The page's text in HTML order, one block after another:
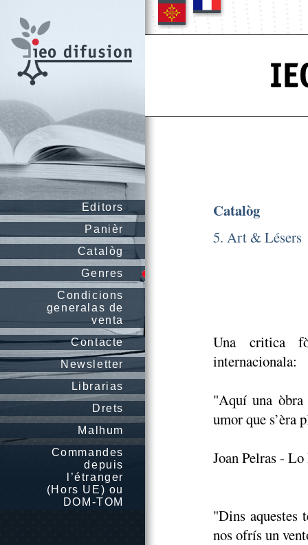
Editors
Panièr
Catalòg
Genres
Condicions
generalas de
venta
Contacte
Newsletter
Librarias
Drets
Malhum
Commandes
depuis
l’étranger
(Hors UE) ou
DOM-TOM
Catalòg
5. Art & Lésers
Una critica
internacionala:
"Aquí una òbra
umor que s’èra
Joan Pelras -
"Dins aquestes
nos ofrís un